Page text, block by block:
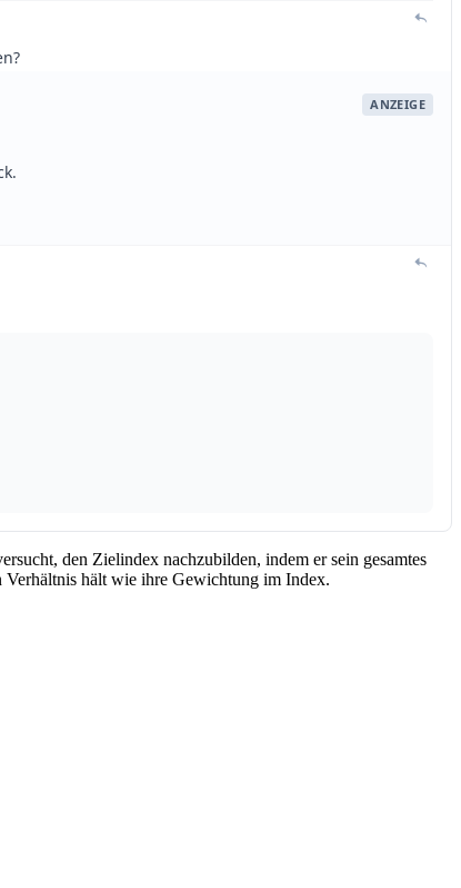
den Zielindex nachzubilden, indem er sein gesamtes
Verhältnis hält wie ihre Gewichtung im Index.